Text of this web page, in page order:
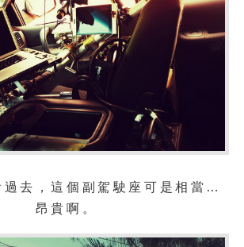
去，這個副駕駛座可是相當…
昂貴啊。